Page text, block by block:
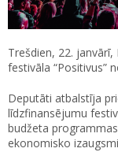
Trešdien, 22.
festivāla “Positivus”
Deputāti atbalstīja
līdzfinansējumu
budžeta
ekonomisko